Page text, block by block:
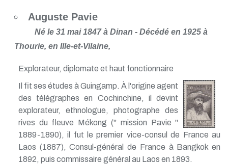
Auguste Pavie
Né le 31 mai 1847 à Dinan - Décédé en 1925 à
Thourie, en Ille-et-Vilaine,
Explorateur, diplomate et haut fonctionnaire
Il fit ses études à Guingamp. À l'origine agent
des télégraphes en Cochinchine, il devint
explorateur, ethnologue, photographe des
rives du fleuve Mékong (" mission Pavie "
1889-1890), il fut le premier vice-consul de France au
Laos (1887), Consul-général de France à Bangkok en
1892, puis commissaire général au Laos en 1893.